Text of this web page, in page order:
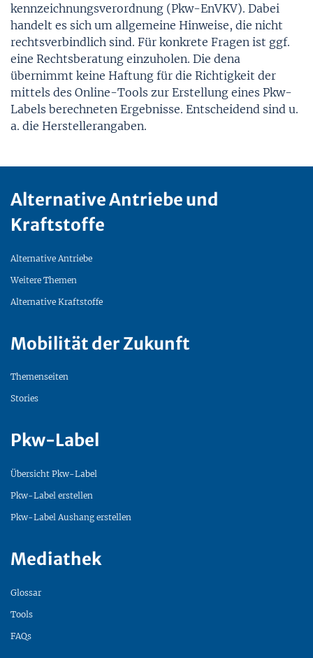
kennzeichnungs­verordnung (Pkw-EnVKV). Dabei
handelt es sich um allgemeine Hinweise, die nicht
rechtsverbindlich sind. Für konkrete Fragen ist ggf.
eine Rechtsberatung einzuholen. Die dena
übernimmt keine Haftung für die Richtigkeit der
mittels des Online-Tools zur Erstellung eines Pkw-
Labels berechneten Ergebnisse. Entscheidend sind u.
a. die Herstellerangaben.
Alternative Antriebe und
Kraftstoffe
Alternative Antriebe
Weitere Themen
Alternative Kraftstoffe
Mobilität der Zukunft
Themenseiten
Stories
Pkw-Label
Übersicht Pkw-Label
Pkw-Label erstellen
Pkw-Label Aushang erstellen
Mediathek
Glossar
Tools
FAQs